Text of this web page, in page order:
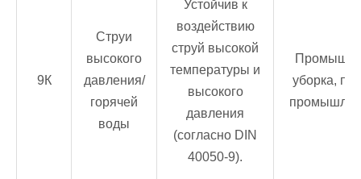
9К
Струи
высокого
давления/
горячей
воды
Устойчив к
воздействию
струй высокой
температуры и
высокого
давления
(согласно DIN
40050-9).
уборка,